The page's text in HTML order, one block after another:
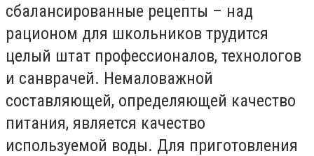
сбалансированные рецепты – над
рационом для школьников трудится
целый штат профессионалов, технологов
и санврачей. Немаловажной
составляющей, определяющей качество
питания, является качество
используемой воды. Для приготовления